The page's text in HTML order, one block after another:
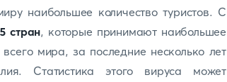
наибольшее количество туристов. С
стран, которые принимают наибольшее
всего мира, за последние несколько лет
Статистика этого вируса может